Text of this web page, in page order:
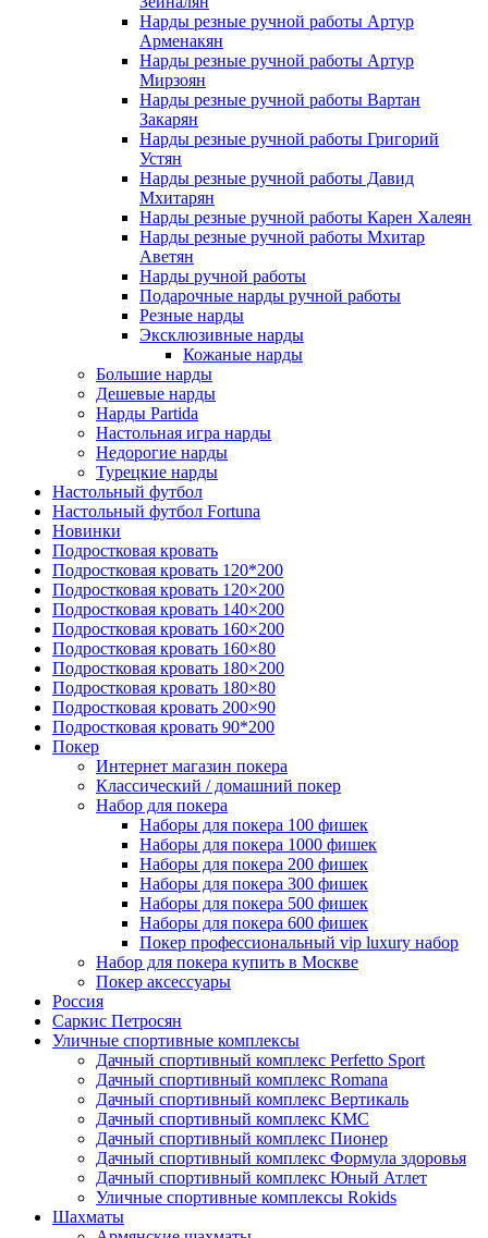
Нарды резные ручной работы Артур
Арменакян
Нарды резные ручной работы Артур
Мирзоян
Нарды резные ручной работы Вартан
Закарян
Нарды резные ручной работы Григорий
Устян
Нарды резные ручной работы Давид
Мхитарян
Нарды резные ручной работы Карен Халеян
Нарды резные ручной работы Мхитар
Аветян
Нарды ручной работы
Подарочные нарды ручной работы
Резные нарды
Эксклюзивные нарды
Кожаные нарды
Большие нарды
Дешевые нарды
Нарды Partida
Настольная игра нарды
Недорогие нарды
Турецкие нарды
Настольный футбол
Настольный футбол Fortuna
Новинки
Подростковая кровать
Подростковая кровать 120*200
Подростковая кровать 120×200
Подростковая кровать 140×200
Подростковая кровать 160×200
Подростковая кровать 160×80
Подростковая кровать 180×200
Подростковая кровать 180×80
Подростковая кровать 200×90
Подростковая кровать 90*200
Покер
Интернет магазин покера
Классический / домашний покер
Набор для покера
Наборы для покера 100 фишек
Наборы для покера 1000 фишек
Наборы для покера 200 фишек
Наборы для покера 300 фишек
Наборы для покера 500 фишек
Наборы для покера 600 фишек
Покер профессиональный vip luxury набор
Набор для покера купить в Москве
Покер аксессуары
Россия
Саркис Петросян
Уличные спортивные комплексы
Дачный спортивный комплекс Perfetto Sport
Дачный спортивный комплекс Romana
Дачный спортивный комплекс Вертикаль
Дачный спортивный комплекс КМС
Дачный спортивный комплекс Пионер
Дачный спортивный комплекс Формула здоровья
Дачный спортивный комплекс Юный Атлет
Уличные спортивные комплексы Rokids
Шахматы